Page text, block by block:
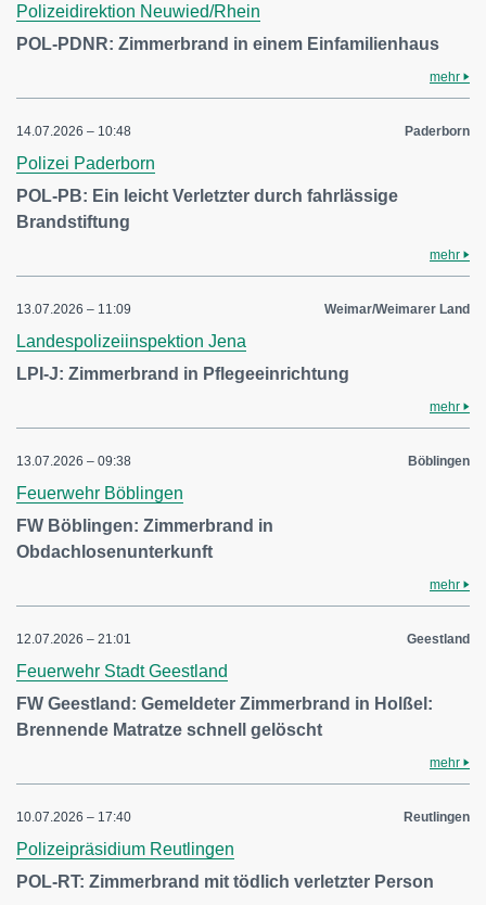
Polizeidirektion Neuwied/Rhein
POL-PDNR: Zimmerbrand in einem Einfamilienhaus
mehr
14.07.2026 – 10:48 Paderborn
Polizei Paderborn
POL-PB: Ein leicht Verletzter durch fahrlässige
Brandstiftung
mehr
13.07.2026 – 11:09 Weimar/Weimarer Land
Landespolizeiinspektion Jena
LPI-J: Zimmerbrand in Pflegeeinrichtung
mehr
13.07.2026 – 09:38 Böblingen
Feuerwehr Böblingen
FW Böblingen: Zimmerbrand in
Obdachlosenunterkunft
mehr
12.07.2026 – 21:01 Geestland
Feuerwehr Stadt Geestland
FW Geestland: Gemeldeter Zimmerbrand in Holßel:
Brennende Matratze schnell gelöscht
mehr
10.07.2026 – 17:40 Reutlingen
Polizeipräsidium Reutlingen
POL-RT: Zimmerbrand mit tödlich verletzter Person